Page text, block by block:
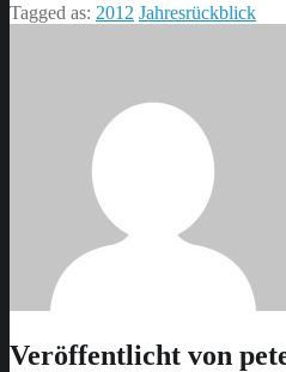
Tagged as: 2012 Jahresrückblick
Veröffentlicht von